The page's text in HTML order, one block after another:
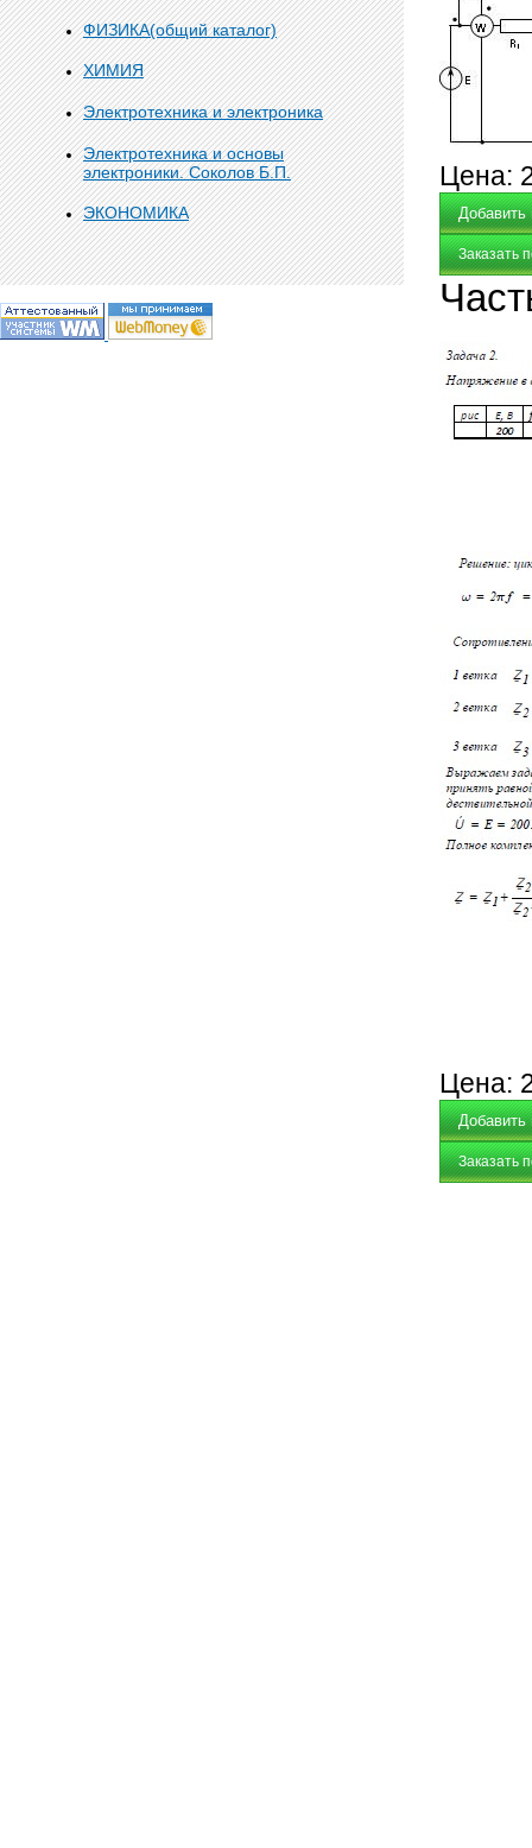
ФИЗИКА(общий каталог)
ХИМИЯ
Электротехника и электроника
Электротехника и основы
электроники. Соколов Б.П.
ЭКОНОМИКА
Цена:
Заказать
Цена:
Заказать